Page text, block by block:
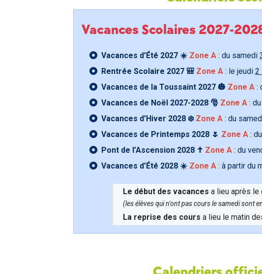
Vacances Scolaires 2027-
Vacances d’Été 2027 ☀️ Zone A: du samedi
Rentrée Scolaire 2027 🎒 Zone A: le jeudi 2
Vacances de la Toussaint 2027 🎃 Zone A:
Vacances de Noël 2027-2028 🎅 Zone A:
Vacances d’Hiver 2028 ❄️ Zone A: du
Vacances de Printemps 2028 🌷 Zone A:
Pont de l’Ascension 2028 ✝️ Zone A: du
Vacances d’Été 2028 ☀️ Zone A: à partir du
Le début des vacances a lieu après le
(les élèves qui n'ont pas cours le samedi sont
La reprise des cours a lieu le matin